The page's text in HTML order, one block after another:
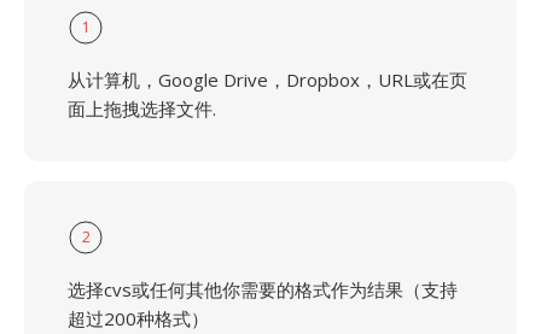
1
从计算机，Google Drive，Dropbox，URL或在页
面上拖拽选择文件.
2
选择cvs或任何其他你需要的格式作为结果（支持
超过200种格式）